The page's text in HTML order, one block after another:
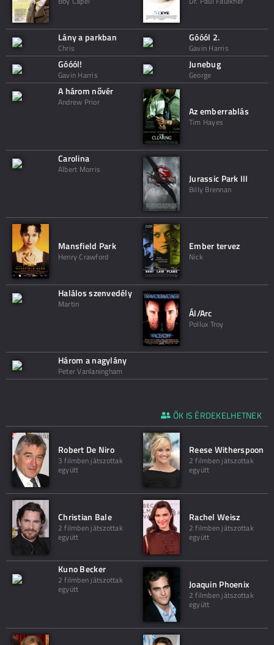
Lány a parkban
Chris
Góóól 2.
Gavin Harris
Góóól!
Gavin Harris
Junebug
George
A három nővér
Andrew Prior
Az emberrablás
Tim Hayes
Carolina
Albert Morris
Jurassic Park III
Billy Brennan
Mansfield Park
Henry Crawford
Ember tervez
Nick
Halálos szenvedély
Martin
Ál/Arc
Pollux Troy
Három a nagylány
Peter Vanlaningham
ŐK IS ÉRDEKELHETNEK
Robert De Niro
3 filmben játszottak
együtt
Reese Witherspoon
2 filmben játszottak
együtt
Christian Bale
2 filmben játszottak
együtt
Rachel Weisz
2 filmben játszottak
együtt
Kuno Becker
2 filmben játszottak
együtt Joaquin Phoenix
2 filmben játszottak
együtt